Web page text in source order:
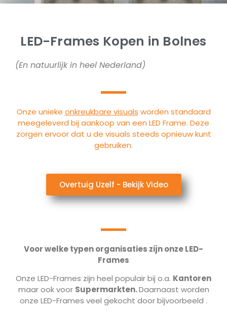
LED-Frames Kopen in Bolnes
(En natuurlijk in heel Nederland)
Onze unieke onkreukbare visuals worden standaard
meegeleverd bij aankoop van een LED Frame. Deze
zorgen ervoor dat u de visuals steeds opnieuw kunt
gebruiken.
Overtuig Uzelf - Bekijk Video
Voor welke typen organisaties zijn onze LED-
Frames
Onze LED-Frames zijn heel populair bij o.a. Kantoren
maar ook voor Supermarkten.Daarnaast worden
onze LED-Frames veel gekocht door bijvoorbeeld .